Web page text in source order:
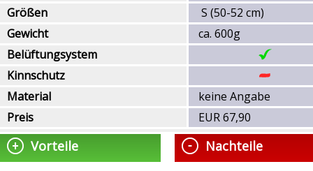
Größen
S (50-52 cm)
Gewicht
ca. 600g
Belüftungsystem
Kinnschutz
Material
keine Angabe
Preis
EUR 67,90
Vorteile Nachteile